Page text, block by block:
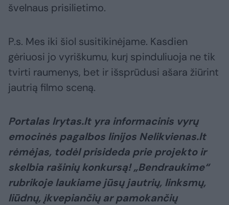
švelnaus prisilietimo.
P.s. Mes iki šiol susitikinėjame. Kasdien
gėriuosi jo vyriškumu, kurį spinduliuoja ne tik
tvirti raumenys, bet ir išsprūdusi ašara žiūrint
jautrią filmo sceną.
Portalas lrytas.lt yra informacinis vyrų
emocinės pagalbos linijos Nelikvienas.lt
rėmėjas, todėl prisideda prie projekto ir
skelbia rašinių konkursą! „Bendraukime“
rubrikoje laukiame jūsų jautrių, linksmų,
liūdnų, įkvepiančių ar pamokančių